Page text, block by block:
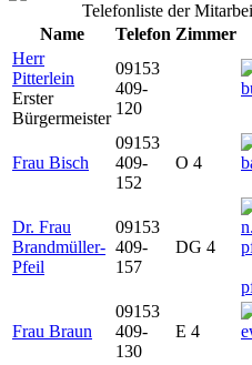
Telefonliste der
Name
Telefon Zimmer
Herr
Pitterlein
Erster
Bürgermeister
09153
409-
120
Frau Bisch
09153
409-
152
O 4
Dr. Frau
Brandmüller-
Pfeil
09153
409-
157
DG 4
Frau Braun
09153
409-
130
E 4